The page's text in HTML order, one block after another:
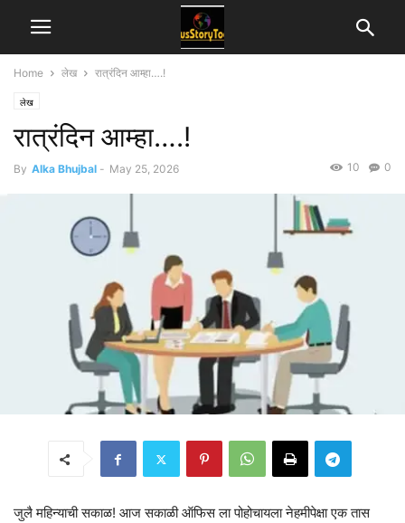
Home लेख रात्रंदिन आम्हा….!
लेख
रात्रंदिन आम्हा….!
By Alka Bhujbal - May 25, 2026 0
10
जुलै महिन्याची सकाळ! आज सकाळी ऑफिस ला पोहोचायला नेहमीपेक्षा एक तास